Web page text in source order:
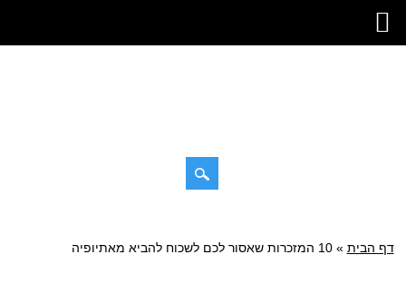
לתוכן
דף הבית »10 המזכרות שאסור לכם לשכוח להביא מאתיופיה